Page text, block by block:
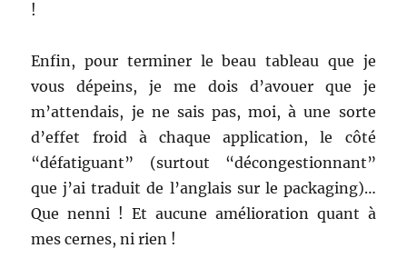
!
Enfin, pour terminer le beau tableau que je
vous dépeins, je me dois d’avouer que je
m’attendais, je ne sais pas, moi, à une sorte
d’effet froid à chaque application, le côté
“défatiguant” (surtout “décongestionnant”
que j’ai traduit de l’anglais sur le packaging)…
Que nenni ! Et aucune amélioration quant à
mes cernes, ni rien !